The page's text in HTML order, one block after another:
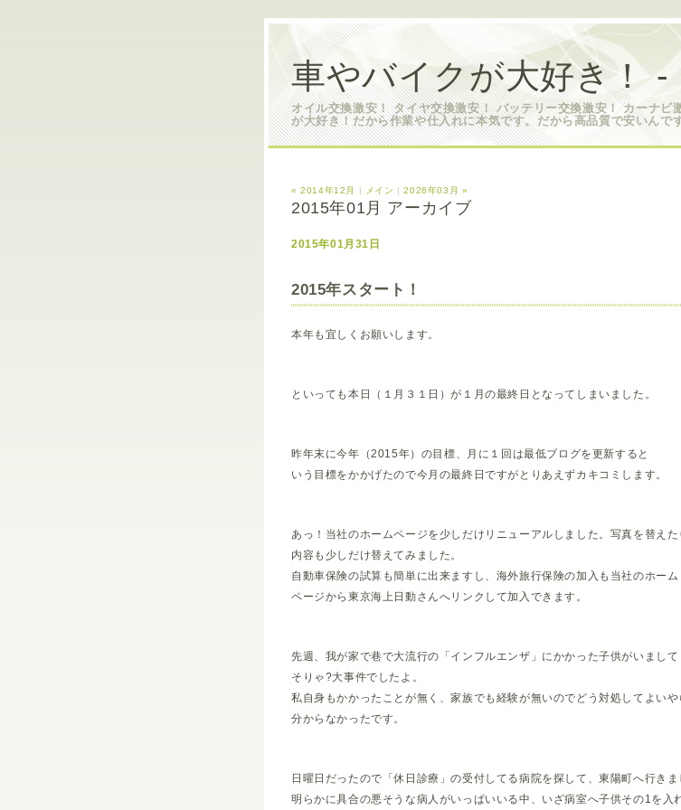
車やバイクが大好き！ -
オイル交換激安！ タイヤ交換激安！ バッテリー交換激安！ カーナビ
が大好き！だから作業や仕入れに本気です。だから高品質で安いんで
« 2014年12月 | メイン |2026年03月 »
2015年01月 アーカイブ
2015年01月31日
2015年スタート！
本年も宜しくお願いします。
といっても本日（１月３１日）が１月の最終日となってしまいました。
昨年末に今年（2015年）の目標、月に１回は最低ブログを更新すると
いう目標をかかげたので今月の最終日ですがとりあえずカキコミします。
あっ！当社のホームページを少しだけリニューアルしました。写真を替えた
内容も少しだけ替えてみました。
自動車保険の試算も簡単に出来ますし、海外旅行保険の加入も当社のホーム
ページから東京海上日動さんへリンクして加入できます。
先週、我が家で巷で大流行の「インフルエンザ」にかかった子供がいまして
そりゃ?大事件でしたよ。
私自身もかかったことが無く、家族でも経験が無いのでどう対処してよいや
分からなかったです。
日曜日だったので「休日診療」の受付してる病院を探して、東陽町へ行きま
明らかに具合の悪そうな病人がいっぱいいる中、いざ病室へ子供その1を入